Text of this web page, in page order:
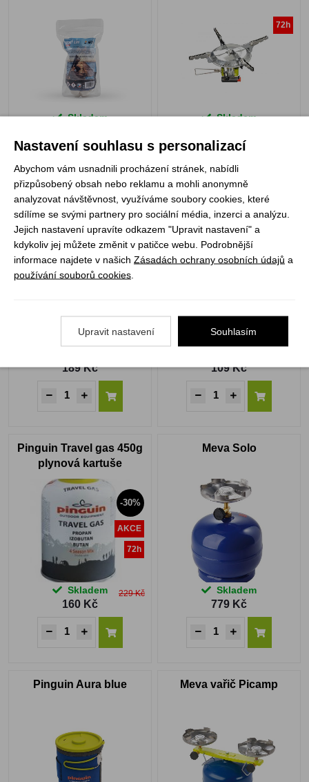
Skladem
72h
Skladem
VAR závětří a
stabilizátor
189 Kč
Yate vařič lihový na
pevný líh
109 Kč
Pinguin Travel gas 450g
plynová kartuše
-30%
AKCE
72h
Skladem 229 Kč
160 Kč
Meva Solo
Skladem
779 Kč
Pinguin Aura blue Meva vařič Picamp
Nastavení souhlasu s personalizací
Abychom vám usnadnili procházení stránek, nabídli
přizpůsobený obsah nebo reklamu a mohli anonymně
analyzovat návštěvnost, využíváme soubory cookies, které
sdílíme se svými partnery pro sociální média, inzerci a analýzu.
Jejich nastavení upravíte odkazem "Upravit nastavení" a
kdykoliv jej můžete změnit v patičce webu. Podrobnější
informace najdete v našich Zásadách ochrany osobních údajů a
používání souborů cookies
Upravit nastavení Souhlasím